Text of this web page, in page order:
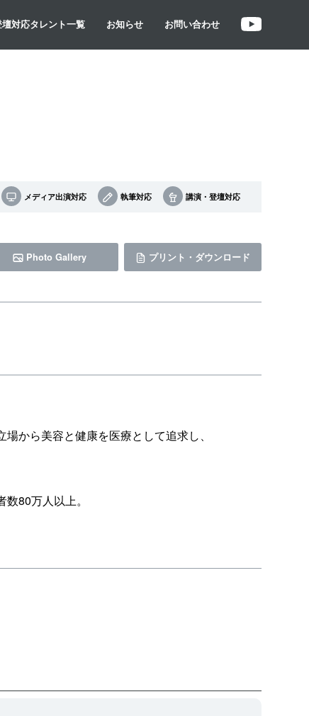
対応タレント一覧 お知らせ お問い合わせ
メディア出演対応 執筆対応 講演・登壇対応
Photo Gallery プリント・ダウンロード
から美容と健康を医療として追求し、
80万人以上。